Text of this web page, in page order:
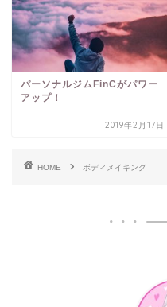
パーソナルジムFinCがパワー
アップ！
2019年2月17日
HOME ボディメイキング